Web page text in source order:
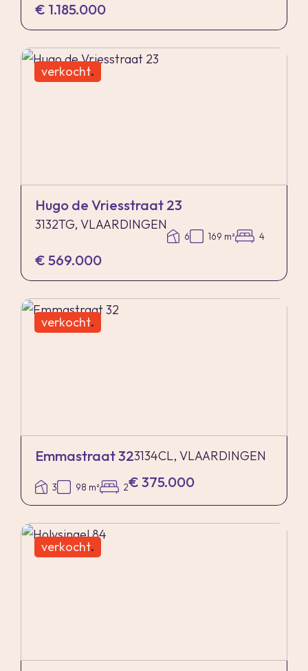
€ 1.185.000
verkocht.
Hugo de Vriesstraat 23
3132TG, VLAARDINGEN
6 169 m² 4
€ 569.000
verkocht.
Emmastraat 323134CL, VLAARDINGEN
3 98 m² 2€ 375.000
verkocht.